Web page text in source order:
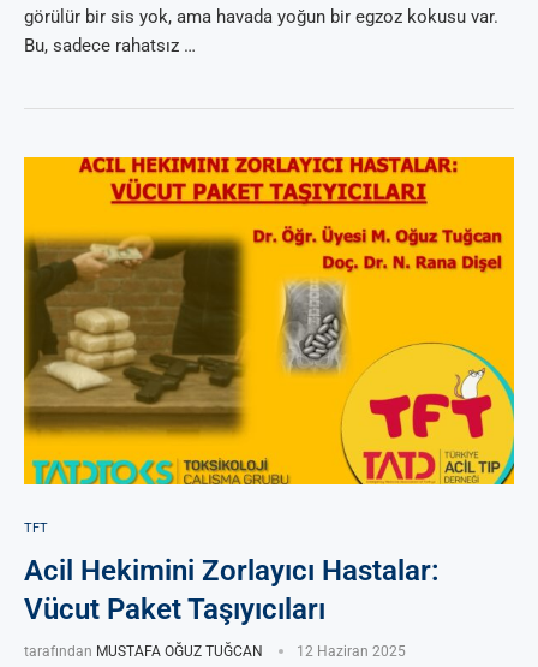
görülür bir sis yok, ama havada yoğun bir egzoz kokusu var.
Bu, sadece rahatsız …
TFT
Acil Hekimini Zorlayıcı Hastalar:
Vücut Paket Taşıyıcıları
tarafından MUSTAFA OĞUZ TUĞCAN 12 Haziran 2025